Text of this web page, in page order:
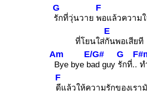
G
รักที่วุ่นวาย
F
พอแล้วความใ
ที่โยนใส่
E
กันพอเสียที
Am
Bye bye b
E/G#
ad guy
G
รักที่.. ท
F
ดีแล้วให้ความรักของเรา